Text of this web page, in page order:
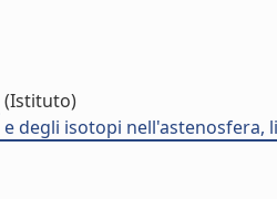
(Istituto)
degli isotopi nell'astenosfera,